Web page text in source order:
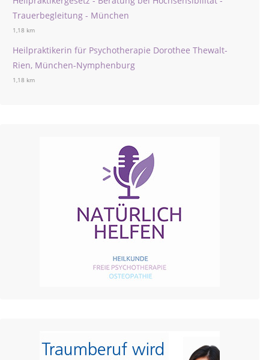
Trauerbegleitung - München
1,18 km
Heilpraktikerin für Psychotherapie Dorothee Thewalt-
Rien, München-Nymphenburg
1,18 km